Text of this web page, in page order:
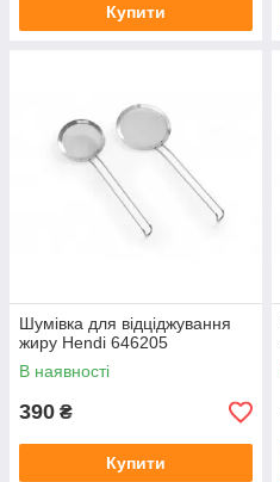
Купити
Шумівка для відціджування
жиру Hendi 646205
В наявності
390 ₴
Купити